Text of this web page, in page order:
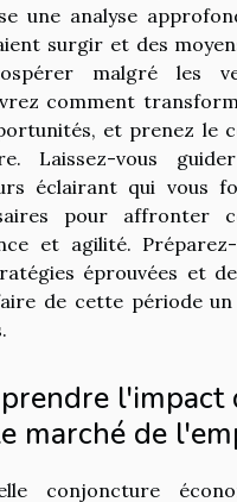
une analyse
surgir et des
malgré les
comment
et prenez le
Laissez-vous
éclairant qui vous
pour affronter
et agilité.
éprouvées et
de cette période
l'impact
marché de
conjoncture